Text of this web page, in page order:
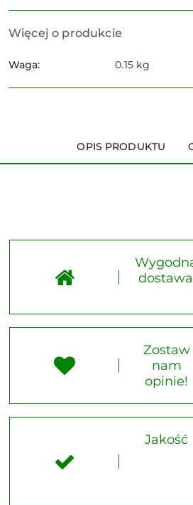
Więcej o produkcie
Waga: 0.15 kg
OPIS PRODUKTU
dostawa
Zostaw
nam
opinie!
Jakość